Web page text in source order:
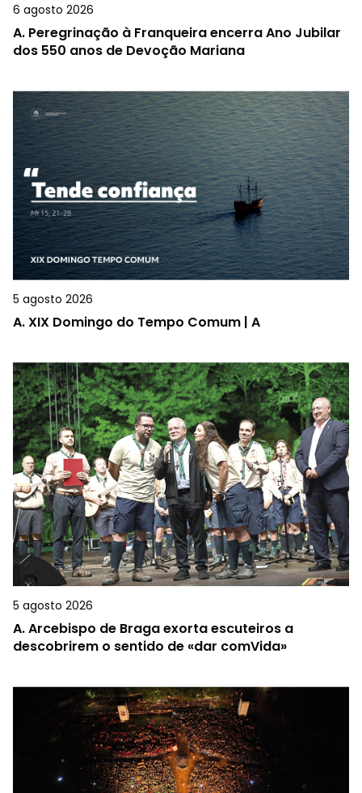
6 agosto 2026
A. Peregrinação à Franqueira encerra Ano Jubilar
dos 550 anos de Devoção Mariana
5 agosto 2026
A.XIX Domingo do Tempo Comum | A
5 agosto 2026
A.Arcebispo de Braga exorta escuteiros a
descobrirem o sentido de «dar comVida»